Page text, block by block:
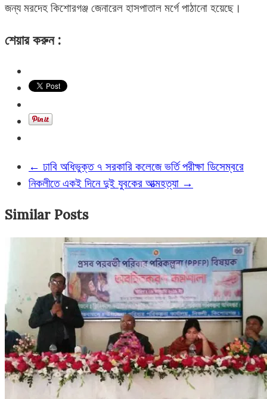
জন্য মরদেহ কিশোরগঞ্জ জেনারেল হাসপাতাল মর্গে পাঠানো হয়েছে।
শেয়ার করুন :
← ঢাবি অধিভুক্ত ৭ সরকারি কলেজে ভর্তি পরীক্ষা ডিসেম্বরে
নিকলীতে একই দিনে দুই যুবকের আত্মহত্যা →
Similar Posts